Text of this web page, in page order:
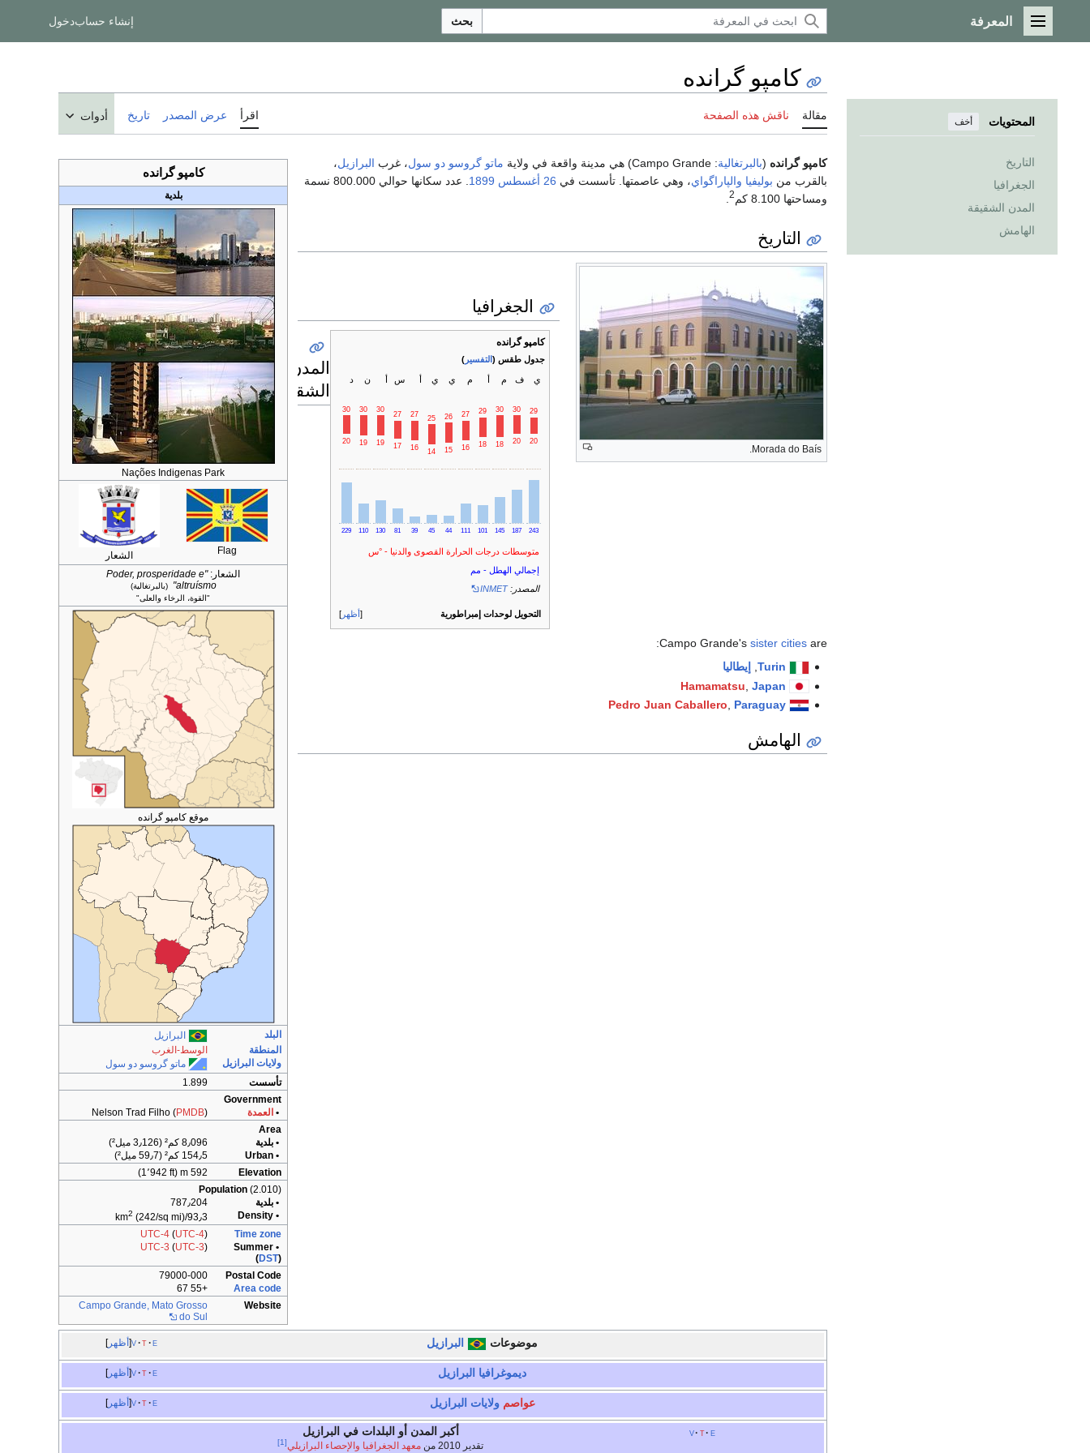
القائمة الرئيسية
المعرفة بحث إنشاء حسابدخول
المحتويات أخف
التاريخ
الجغرافيا
المدن الشقيقة
الهامش
كامپو گرانده
مقالة ناقش هذه الصفحة اقرأ عرض المصدر تاريخ أدوات
كامپو گرانده
بلدية
Nações Indigenas Park
Flag
الشعار
الشعار: "Poder, prosperidade e
altruísmo"
(بالبرتغالية)
"القوة، الرخاء والعلى"
موقع كامپو گرانده
البلد
البرازيل
المنطقة
الوسط-الغرب
ولايات البرازيل
ماتو گروسو دو سول
تأسست
1.899
Government
• العمدة Nelson Trad Filho (PMDB)
Area
• بلدية
8٫096 كم² (3٫126 ميل²)
• Urban
154٫5 كم² (59٫7 ميل²)
Elevation
592 m (1٬942 ft)
Population (2.010)
• بلدية
787٫204
• Density
93٫3/km 2 (242/sq mi)
Time zone
UTC-4(UTC-4)
• Summer
(DST)
UTC-3 (UTC-3)
Postal Code
79000-000
Area code
+55 67
Website
Campo Grande, Mato Grosso
do Sul
كامپو گرانده (بالبرتغالية: Campo Grande) هي مدينة واقعة في ولاية ماتو گروسو دو سول، غرب البرازيل،
بالقرب من بوليفيا والپاراگواي، وهي عاصمتها. تأسست في 26 أغسطس 1899
. عدد سكانها حوالي 800.000 نسمة
ومساحتها 8.100 كم
2
التاريخ
Morada do Baís.
الجغرافيا
كامپو گرانده
جدول طقس (التفسير )
ي ف م أ م ي ي أ س أ ن د
243
29
20
187
30
20
145
30
18
101
29
18
111
27
16
44
26
15
45
25
14
39
27
16
81
27
17
130
30
19
110
30
19
229
30
20
متوسطات درجات الحرارة القصوى والدنيا - °س
إجمالي الهطل - مم
المصدر:INMET
أظهر التحويل لوحدات إمبراطورية
المدن
الشقيقة
Campo Grande's sister cities are:
Turin
, إيطاليا
Hamamatsu Japan
Pedro Juan Caballero
Paraguay
الهامش
أظهر v t e موضوعات البرازيل
أظهر v t e ديموغرافيا البرازيل
أظهر v t e عواصم ولايات البرازيل
v t e أكبر المدن أو البلدات في البرازيل
تقدير 2010 من معهد الجغرافيا والإحصاء البرازيلي[1]